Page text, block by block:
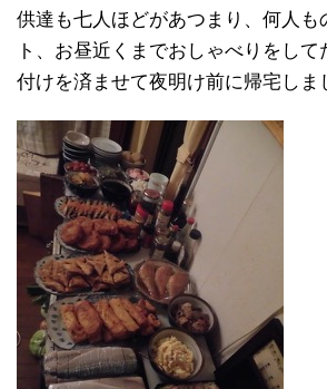
供達も七人ほどがあつまり、何人も
ト、お昼近くまでおしゃべりをし
付けを済ませて夜明け前に帰宅しま